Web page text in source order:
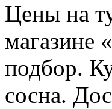
Цены на
магазине
подбор.
сосна.